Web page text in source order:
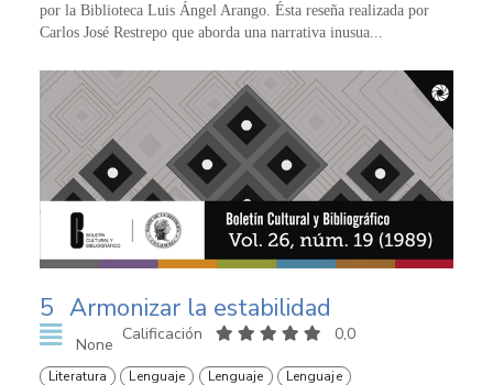
por la Biblioteca Luis Ángel Arango. Ésta reseña realizada por
Carlos José Restrepo que aborda una narrativa inusua...
5 Armonizar la estabilidad
None
Calificación 0,0
Literatura Lenguaje Lenguaje Lenguaje